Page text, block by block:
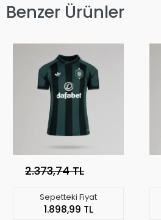
Benzer Ürünler
2.373,74 TL
Sepetteki Fiyat
1.898,99 TL